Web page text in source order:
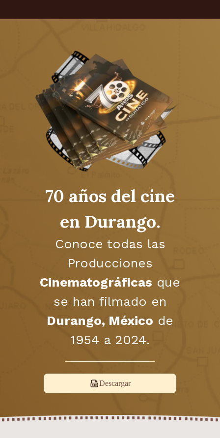
70 años del cine
en Durango.
Conoce todas las
Producciones
Cinematográficas que
se han filmado en
Durango, México de
1954 a 2024.
Descargar